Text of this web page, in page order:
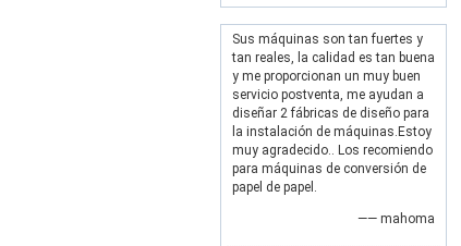
Sus máquinas son tan fuertes y
tan reales, la calidad es tan buena
y me proporcionan un muy buen
servicio postventa, me ayudan a
diseñar 2 fábricas de diseño para
la instalación de máquinas.Estoy
muy agradecido.. Los recomiendo
para máquinas de conversión de
papel de papel.
—— mahoma